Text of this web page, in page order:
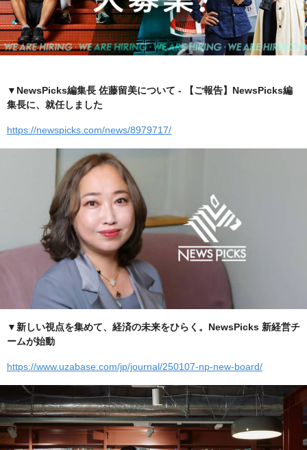
▼NewsPicks編集長 佐藤留美について - 【ご報告】NewsPicks編
集長に、就任しました
https://newspicks.com/news/8979717/
▼新しい視点を集めて、経済の未来をひらく。NewsPicks 新経営チ
ームが始動
https://www.uzabase.com/jp/journal/250107-np-new-board/